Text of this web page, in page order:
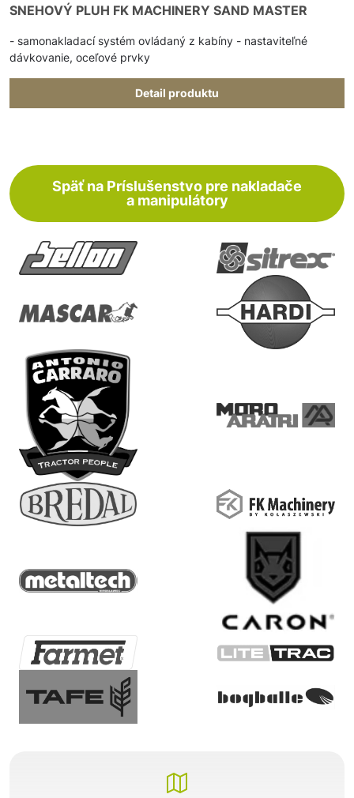
SNEHOVÝ PLUH FK MACHINERY SAND MASTER
- samonakladací systém ovládaný z kabíny - nastaviteľné
dávkovanie, oceľové prvky
Detail produktu
Späť na Príslušenstvo pre nakladače
a manipulátory